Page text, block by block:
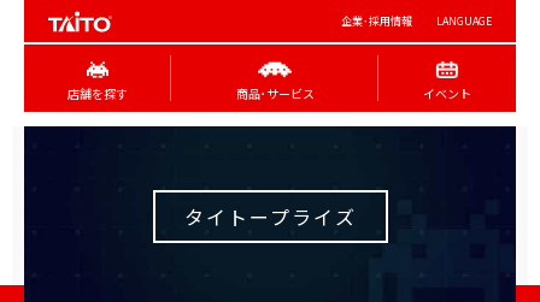
企業･採用情報 LANGUAGE
店舗を探す 商品･サービス イベント
タイトープライズ